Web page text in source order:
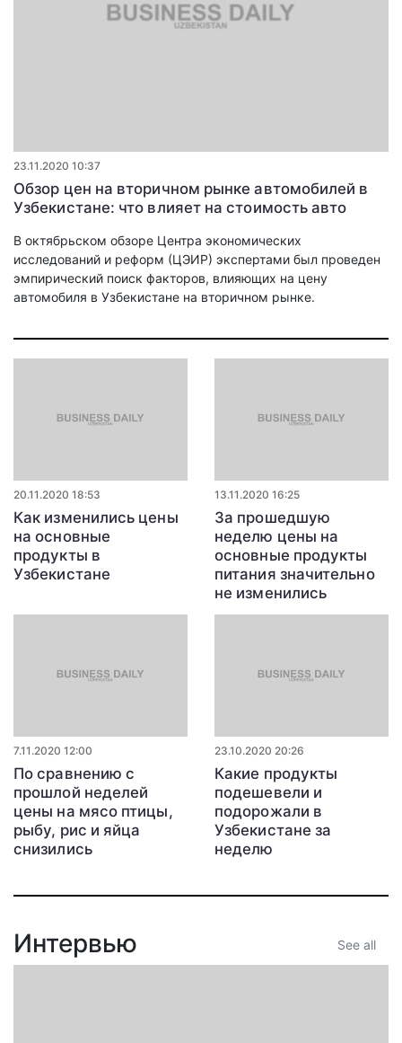
23.11.2020 10:37
Обзор цен на вторичном рынке автомобилей в
Узбекистане: что влияет на стоимость авто
В октябрьском обзоре Центра экономических
исследований и реформ (ЦЭИР) экспертами был проведен
эмпирический поиск факторов, влияющих на цену
автомобиля в Узбекистане на вторичном рынке.
20.11.2020 18:53
Как изменились цены
на основные
продукты в
Узбекистане
13.11.2020 16:25
За прошедшую
неделю цены на
основные продукты
питания значительно
не изменились
7.11.2020 12:00
По сравнению с
прошлой неделей
цены на мясо птицы,
рыбу, рис и яйца
снизились
23.10.2020 20:26
Какие продукты
подешевели и
подорожали в
Узбекистане за
неделю
Интервью See all